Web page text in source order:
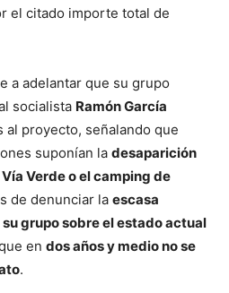
el citado importe total de
a adelantar que su grupo
socialista Ramón García
proyecto, señalando que
suponían la desaparición
Verde o el camping de
de denunciar la escasa
grupo sobre el estado actual
en dos años y medio no se
.